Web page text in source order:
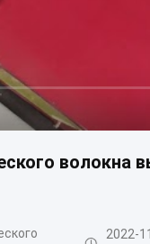
волокна
2022-